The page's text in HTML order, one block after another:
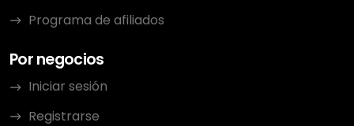
Programa de afiliados
Por negocios
Iniciar sesión
Registrarse